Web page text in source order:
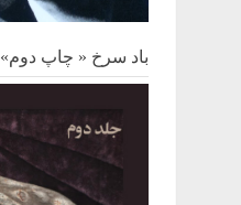
باد سرخ « چاپ دوم»